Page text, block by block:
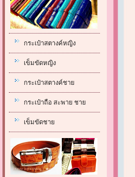
กระเป๋าสตางค์หญิง
เข็มขัดหญิง
กระเป๋าสตางค์ชาย
กระเป๋าถือ สะพาย ชาย
เข็มขัดชาย